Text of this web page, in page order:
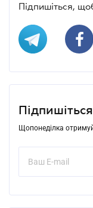
Підпишіться,
Щопонеділка